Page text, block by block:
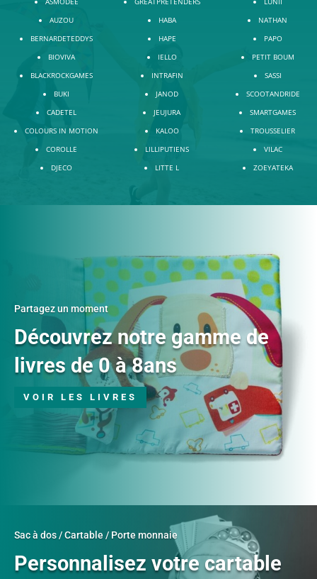
AUZOU
BERNARDETEDDYS
BIOVIVA
BLACKROCKGAMES
BUKI
CADETEL
COLOURS IN MOTION
COROLLE
DJECO
HABA
HAPE
IELLO
INTRAFIN
JANOD
JEUJURA
KALOO
LILLIPUTIENS
LITTE L
NATHAN
PAPO
PETIT BOUM
SASSI
SCOOTANDRIDE
SMARTGAMES
TROUSSELIER
VILAC
ZOEYATEKA
Partagez un moment
Découvrez notre gamme de
livres de 0 à 8ans
VOIR LES LIVRES
Sac à dos / Cartable / Porte monnaie
Personnalisez votre cartable